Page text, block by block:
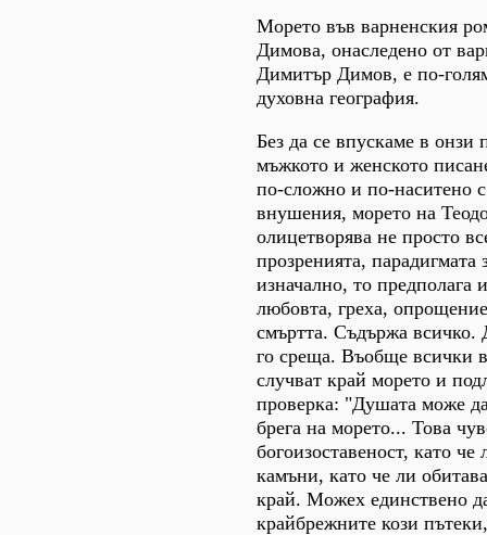
Морето във варненския
Димова, онаследено от
Димитър Димов, е по-
духовна география.
Без да се впускаме в онзи
мъжкото и женското
по-сложно и по-наситено
внушения, морето на
олицетворява не просто
прозренията, парадигмата
изначално, то предполага
любовта, греха,
смъртта. Съдържа всичко.
го среща. Въобще всички
случват край морето и
проверка: "Душата може
брега на морето... Това
богоизоставеност, като че
камъни, като че ли
край. Можех единствено
крайбрежните кози